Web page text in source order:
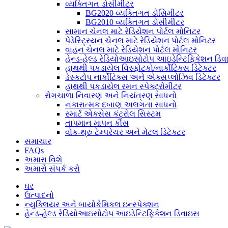
વ્યક્તિગત ડોસીમીટર
BG2020 વ્યક્તિગત ડોસિમીટર
BG2010 વ્યક્તિગત ડોસીમીટર
સામાન ચેનલ માટે રેડિયેશન પોર્ટલ મોનિટર
પેડેસ્ટ્રિયન ચેનલ માટે રેડિયેશન પોર્ટલ મોનિટર
વાહન ચેનલ માટે રેડિયેશન પોર્ટલ મોનિટર
હેન્ડ-હેલ્ડ રેડિયોઆઇસોટોપ આઇડેન્ટિફિકેશન
હાથથી પકડાયેલ વિસ્ફોટકો/નાર્કોટિક્સ ડિટેક્ટર
ડેસ્કટોપ નાર્કોટિક્સ અને એક્સપ્લોઝિવ ડિટેક્ટર
હાથથી પકડાયેલ રમન સ્પેક્ટ્રોમીટર
રોગચાળા નિવારણ અને નિયંત્રણ સાધનો
નકારાત્મક દબાણ અલગતા સાધનો
સ્માર્ટ એક્સેસ કંટ્રોલ સિસ્ટમ
તાપમાન માપન કૌંસ
વોક-થ્રુ ટેમ્પરેચર અને મેટલ ડિટેક્ટર
સમાચાર
FAQs
અમારા વિશે
અમારો સંપર્ક કરો
ઘર
ઉત્પાદનો
ન્યુક્લિયર અને બાયોકેમિકલ ઇન્સ્પેક્શન
હેન્ડ-હેલ્ડ રેડિયોઆઇસોટોપ આઇડેન્ટિફિકેશન ડિવાઇસ